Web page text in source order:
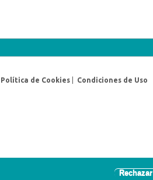
Política de Cookies| Condiciones de Uso
Rechazar